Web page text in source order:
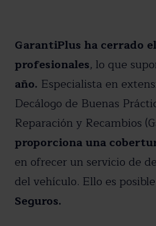
GarantiPlus ha cerrado
profesionales, lo que
año. Especialista en
Decálogo de Buenas
Reparación y Recambios
proporciona una
en ofrecer un servicio de
del vehículo. Ello es
Seguros.